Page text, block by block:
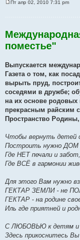
о
щ
е
н
и
Пт апр 02, 2010 7:31 pm
поместье"
Выпускается
Газета о том, как
вырыть пруд,
соседями в дружбе;
на их основе родовых
прекрасным райским
Пространство
Чтобы вернуть детей
Построить нужно ДОМ
Где НЕТ печали и забот,
Где ВСЁ в гармонии
Для этого Вам нужно
ГЕКТАР ЗЕМЛИ - не
ГЕКТАР - на родине
Иль где приятней и
С ЛЮБОВЬЮ к детям и
Здесь прикоснитесь